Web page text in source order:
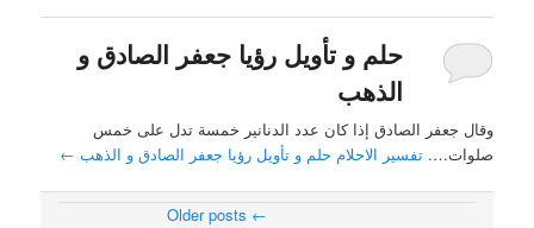
حلم و تأويل رؤيا جعفر الصادق و
الذهب
وقال جعفر الصادق إذا كان عدد الدنانير خمسة تدل على خمس
صلوات….تفسير الاحلام حلم و تأويل رؤيا جعفر الصادق و الذهب ←
←